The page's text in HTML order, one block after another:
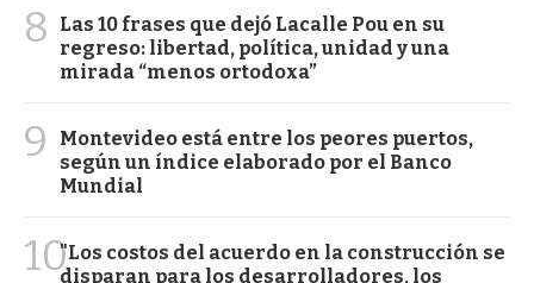
8
Las 10 frases que dejó Lacalle Pou en su
regreso: libertad, política, unidad y una
mirada “menos ortodoxa”
9
Montevideo está entre los peores puertos,
según un índice elaborado por el Banco
Mundial
10"Los costos del acuerdo en la construcción se
disparan para los desarrolladores, los